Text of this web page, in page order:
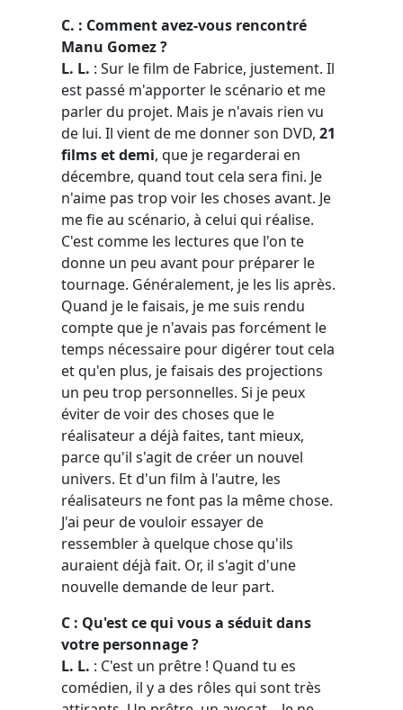
C. : Comment avez-vous rencontré
Manu Gomez ?
L. L. : Sur le film de Fabrice, justement. Il
est passé m'apporter le scénario et me
parler du projet. Mais je n'avais rien vu
de lui. Il vient de me donner son DVD, 21
films et demi, que je regarderai en
décembre, quand tout cela sera fini. Je
n'aime pas trop voir les choses avant. Je
me fie au scénario, à celui qui réalise.
C'est comme les lectures que l'on te
donne un peu avant pour préparer le
tournage. Généralement, je les lis après.
Quand je le faisais, je me suis rendu
compte que je n'avais pas forcément le
temps nécessaire pour digérer tout cela
et qu'en plus, je faisais des projections
un peu trop personnelles. Si je peux
éviter de voir des choses que le
réalisateur a déjà faites, tant mieux,
parce qu'il s'agit de créer un nouvel
univers. Et d'un film à l'autre, les
réalisateurs ne font pas la même chose.
J'ai peur de vouloir essayer de
ressembler à quelque chose qu'ils
auraient déjà fait. Or, il s'agit d'une
nouvelle demande de leur part.
C : Qu'est ce qui vous a séduit dans
votre personnage ?
L. L. : C'est un prêtre ! Quand tu es
comédien, il y a des rôles qui sont très